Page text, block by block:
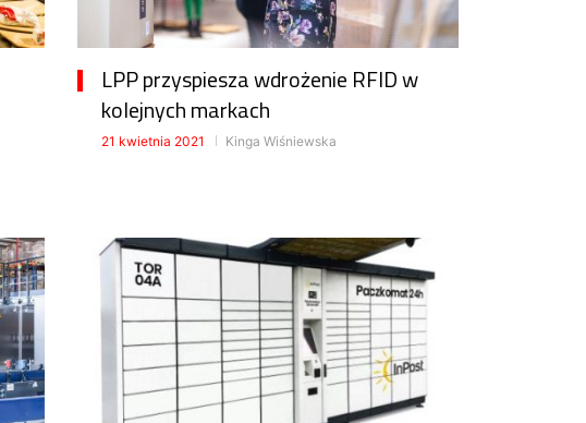
LPP przyspiesza wdrożenie RFID w
kolejnych markach
21 kwietnia 2021 Kinga Wiśniewska